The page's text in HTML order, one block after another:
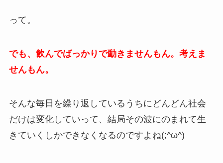
って。
でも、飲んでばっかりで動きませんもん。考えま
せんもん。
そんな毎日を繰り返しているうちにどんどん社会
だけは変化していって、結局その波にのまれて生
きていくしかできなくなるのですよね(;^ω^)